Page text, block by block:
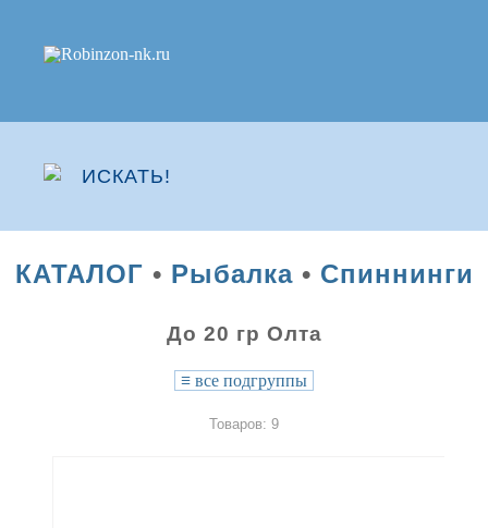
КАТАЛОГ • Рыбалка• Спиннинги
До 20 гр Олта
≡ все подгруппы
Товаров: 9